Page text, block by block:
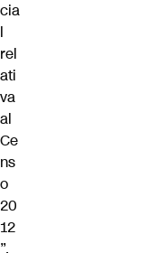
cia
l
rel
ati
va
al
Ce
ns
o
20
12
”.